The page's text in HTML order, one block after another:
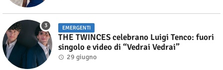
EMERGENTI
THE TWINCES celebrano Luigi Tenco: fuori
singolo e video di “Vedrai Vedrai”
29 giugno